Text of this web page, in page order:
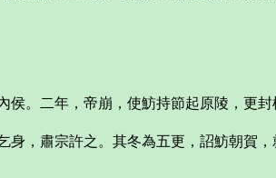
。二年，帝崩，使魴持節起原陵，更封
，肅宗許之。其冬為五更，詔魴朝賀，